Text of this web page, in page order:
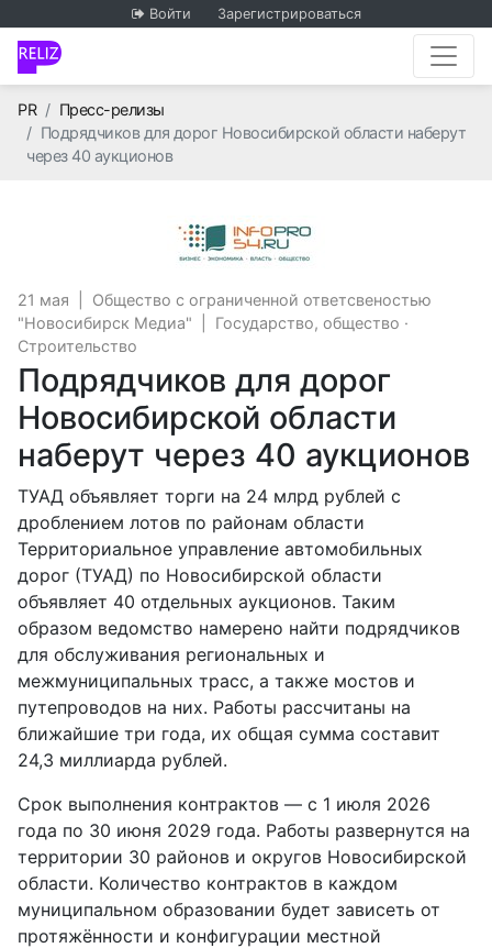
Войти Зарегистрироваться
PRГлавная
Пресс-релизы
Подрядчиков для дорог Новосибирской области наберут
через 40 аукционов
21 мая
Общество с ограниченной ответсвеностью
"Новосибирск Медиа"
Государство, общество ·
Строительство
Подрядчиков для дорог
Новосибирской области
наберут через 40 аукционов
ТУАД объявляет торги на 24 млрд рублей с
дроблением лотов по районам области
Территориальное управление автомобильных
дорог (ТУАД) по Новосибирской области
объявляет 40 отдельных аукционов. Таким
образом ведомство намерено найти подрядчиков
для обслуживания региональных и
межмуниципальных трасс, а также мостов и
путепроводов на них. Работы рассчитаны на
ближайшие три года, их общая сумма составит
24,3 миллиарда рублей.
Срок выполнения контрактов — с 1 июля 2026
года по 30 июня 2029 года. Работы развернутся на
территории 30 районов и округов Новосибирской
области. Количество контрактов в каждом
муниципальном образовании будет зависеть от
протяжённости и конфигурации местной